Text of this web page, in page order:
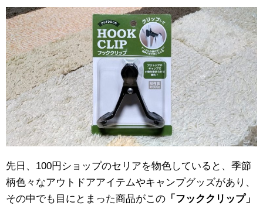
先日、100円ショップのセリアを物色していると、季節
柄色々なアウトドアアイテムやキャンプグッズがあり、
その中でも目にとまった商品がこの 「フッククリップ」